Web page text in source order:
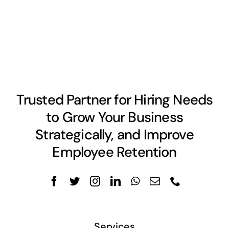
Trusted Partner for Hiring Needs
to Grow Your Business
Strategically, and Improve
Employee Retention